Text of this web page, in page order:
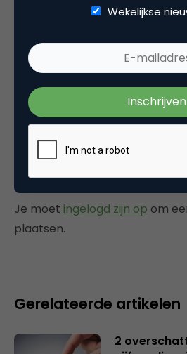
Dat is waar, maar Google
een paar procent
Ik ken nog maar weinig
omgeving die Teoma
12 januari 2004 om 16:21
Plaats reactie
Je moet ingelogd zijn op om
plaatsen.
Gerelateerde artikelen
2
Wekelijkse